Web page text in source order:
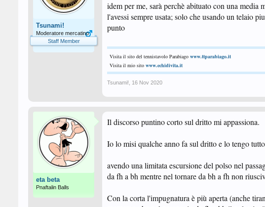
Tsunami!
Moderatore mercatino
Staff Member
idem per me, sarà perchè abituato con una media
l'avessi sempre usata; solo che usando un telaio
punto
Visita il sito del tennistavolo Parabiago www.ttparabiago.it
Visita il mio sito www.echidivita.it
Tsunami! 16 Nov 2020
eta beta
Pnaftalin Balls
Il discorso puntino corto sul dritto mi appassiona.
Io lo misi qualche anno fa sul dritto e lo tengo
avendo una limitata escursione del polso nel
da fh a bh mentre nel tornare da bh a fh non
Con la corta l'impugnatura è più aperta (anche